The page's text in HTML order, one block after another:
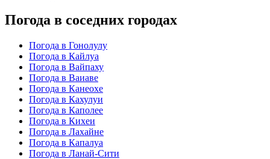
Погода в соседних городах
Погода в Гонолулу
Погода в Кайлуа
Погода в Вайпаху
Погода в Ваиаве
Погода в Канеохе
Погода в Кахулуи
Погода в Каполее
Погода в Кихеи
Погода в Лахайне
Погода в Капалуа
Погода в Ланай-Сити